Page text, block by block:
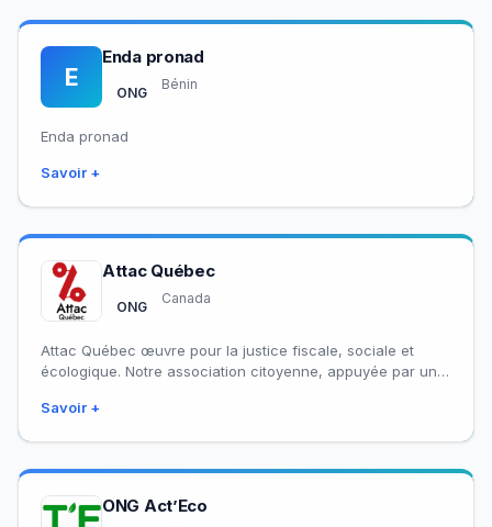
E
Enda pronad
ONG
Bénin
Enda pronad
Savoir +
Attac Québec
ONG
Canada
Attac Québec œuvre pour la justice fiscale, sociale et
écologique. Notre association citoyenne, appuyée par une
Savoir +
ONG Act’Eco